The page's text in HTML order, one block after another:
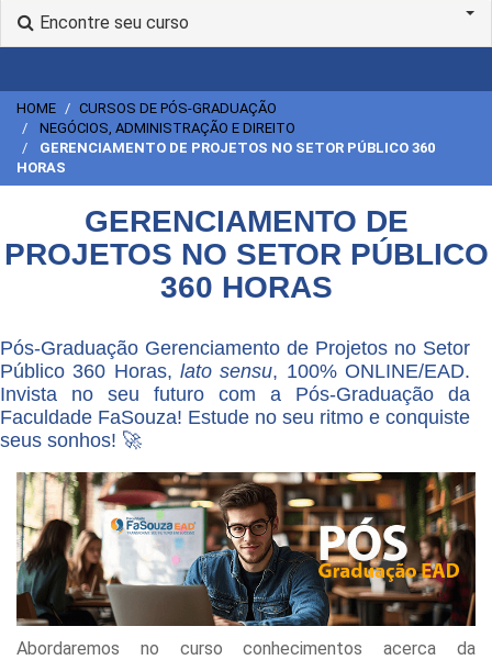
Encontre seu curso
HOME
CURSOS DE PÓS-GRADUAÇÃO
NEGÓCIOS, ADMINISTRAÇÃO E DIREITO
GERENCIAMENTO DE PROJETOS NO SETOR PÚBLICO 360
HORAS
GERENCIAMENTO DE
PROJETOS NO SETOR PÚBLICO
360 HORAS
Pós-Graduação Gerenciamento de Projetos no Setor
Público 360 Horas, lato sensu, 100% ONLINE/EAD.
Invista no seu futuro com a Pós-Graduação da
Faculdade FaSouza! Estude no seu ritmo e conquiste
seus sonhos! 🚀
Abordaremos no curso conhecimentos acerca da